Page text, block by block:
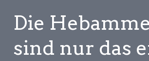
Suizid
verbietet,
drängt
Die
sind nur das